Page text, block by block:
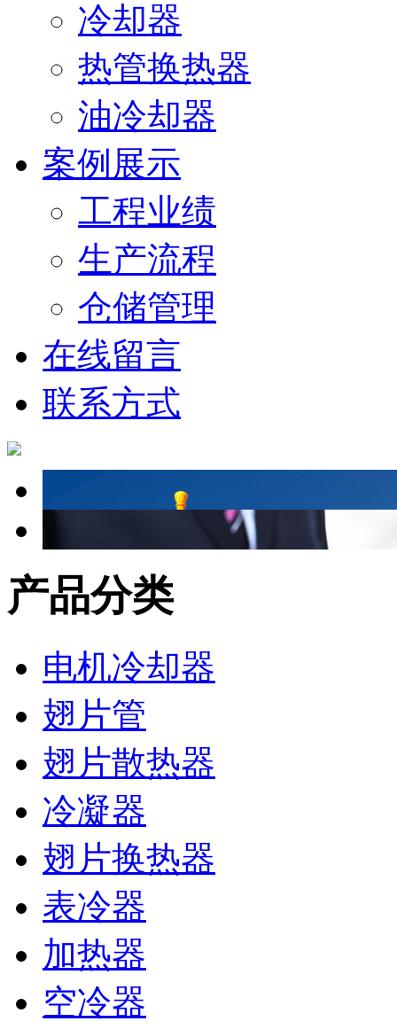
冷却器
热管换热器
油冷却器
案例展示
工程业绩
生产流程
仓储管理
在线留言
联系方式
产品分类
电机冷却器
翅片管
翅片散热器
冷凝器
翅片换热器
表冷器
加热器
空冷器